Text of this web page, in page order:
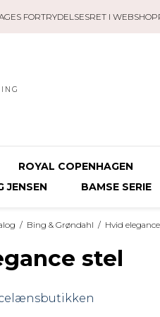
FORTRYDELSESRET I
ROYAL COPENHAGEN
JENSEN
BAMSE SERIE
/ Bing & Grøndahl / Hvid
stel